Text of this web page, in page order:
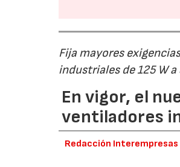
Fija mayores
industriales de 125 W
En vigor, el
ventiladores
Redacción Interempresas